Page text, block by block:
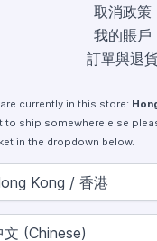
取消政策
我的賬戶
訂單與退
currently in this store:
to ship somewhere else
in the dropdown below.